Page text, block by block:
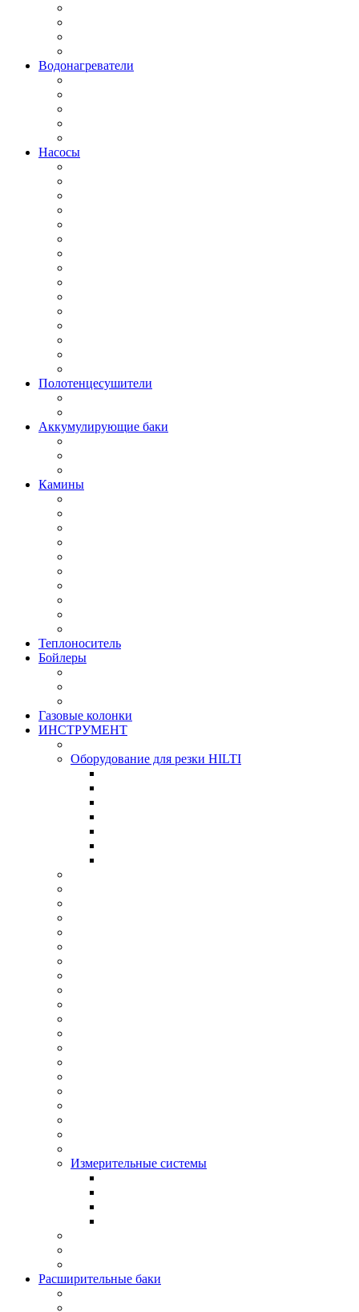
Водонагреватели
Насосы
Полотенцесушители
Аккумулирующие баки
Камины
Теплоноситель
Бойлеры
Газовые колонки
ИНСТРУМЕНТ
Оборудование для резки HILTI
Измерительные системы
Расширительные баки